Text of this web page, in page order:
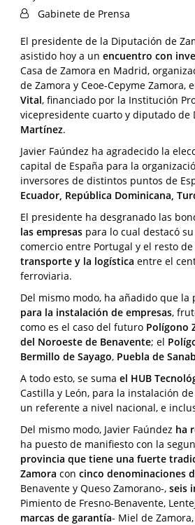
Gabinete de Prensa
El presidente de la Diputación de
asistido hoy a un encuentro con
Casa de Zamora en Madrid,
de Zamora y Ceoe-Cepyme Zamora,
Vital, financiado por la Institución
vicepresidente cuarto y diputado de
Martínez.
Javier Faúndez ha agradecido la
capital de España para la
inversores de distintos puntos de
Ecuador, República Dominicana,
El presidente ha desgranado las
las empresas para lo cual destacó su
comercio entre Portugal y el resto
transporte y la logística entre el
ferroviaria.
Del mismo modo, ha añadido que la
para la instalación de empresas,
como es el caso del futuro Polígono
del Noroeste de Benavente; el
Bermillo de Sayago, Puebla de
A todo esto, se suma el HUB
Castilla y León, para la instalación de
un referente a nivel nacional, e
Del mismo modo, Javier Faúndez ha
ha puesto de manifiesto con la
provincia que tiene una fuerte
Zamora con cinco denominaciones
Benavente y Queso Zamorano-, seis
Pimiento de Fresno-Benavente,
marcas de garantía- Miel de